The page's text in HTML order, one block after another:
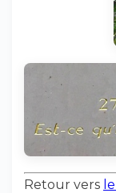
Retour vers